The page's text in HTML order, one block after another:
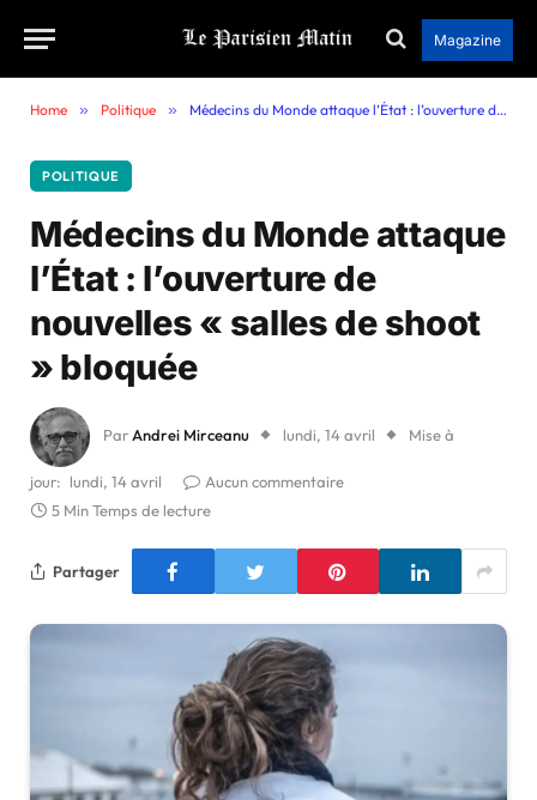
Magazine
Home » Politique » Médecins du Monde attaque l’État : l’ouverture de nouvelles « salles de shoot » bloquée
POLITIQUE
Médecins du Monde attaque
l’État : l’ouverture de
nouvelles « salles de shoot
» bloquée
Par Andrei Mirceanu lundi, 14 avril Mise à
jour: lundi, 14 avril
Aucun commentaire
5 Min Temps de lecture
Partager